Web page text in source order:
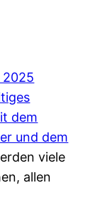
2025
dem
und dem
viele
allen